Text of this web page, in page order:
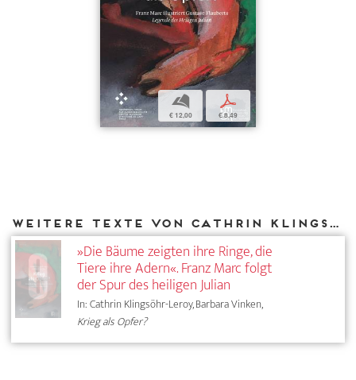
b
€ 12,00
p
€ 8,49
Weitere Texte von Cathrin Klingsöhr-Leroy bei DIAPHANES
»Die Bäume zeigten ihre Ringe, die
Tiere ihre Adern«. Franz Marc folgt
der Spur des heiligen Julian
In: Cathrin Klingsöhr-Leroy, Barbara Vinken,
Krieg als Opfer?